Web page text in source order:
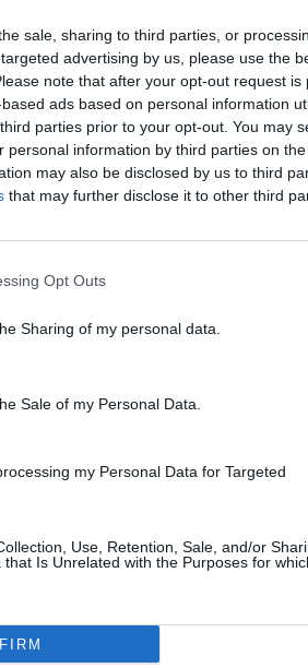
sale, sharing to third parties, or
advertising by us, please use the
note that after your opt-out request is
ads based on personal information
parties prior to your opt-out. You may
information by third parties on the
may also be disclosed by us to third
that may further disclose it to other third
Opt Outs
Sharing of my personal data.
Sale of my Personal Data.
my Personal Data for Targeted
Use, Retention, Sale, and/or
Is Unrelated with the Purposes for
er flere
i
for Røros
SV